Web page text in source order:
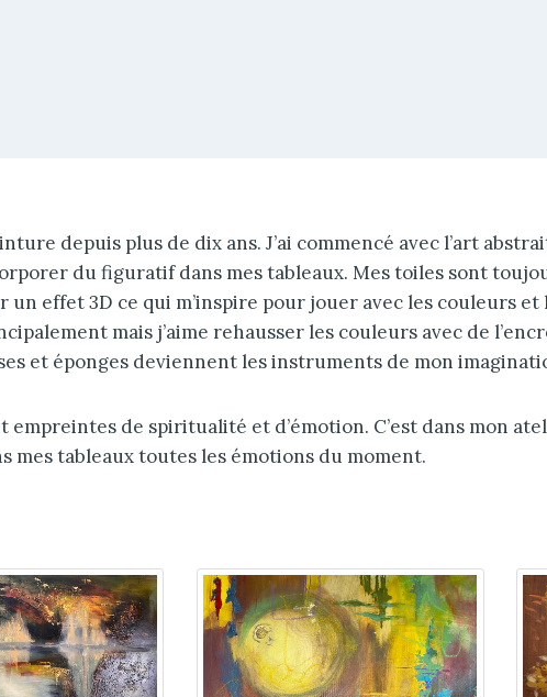
depuis plus de dix ans. J’ai commencé avec l’art
du figuratif dans mes tableaux. Mes toiles sont
un effet 3D ce qui m’inspire pour jouer avec les couleurs et
mais j’aime rehausser les couleurs avec de
et éponges deviennent les instruments de mon
empreintes de spiritualité et d’émotion. C’est dans mon
mes tableaux toutes les émotions du moment.